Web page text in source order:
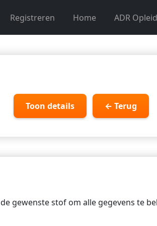
Registreren Home ADR
Toon details ← Terug
gewenste stof om alle gegevens te